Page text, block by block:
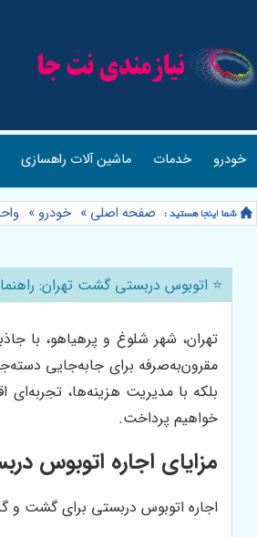
خودرو خدمات ماشین آلات راهسازی
صفحه اصلی » خودرو »
⭐️ اتوبوس دربستی گشت تهران:
تهران، شهر شلوغ و پرهیاهو، با
مقرون‌به‌صرفه برای جابه‌جایی
بلکه با مدیریت هزینه‌ها، تجربه‌ای
خواهیم پرداخت.
مزایای اجاره اتوبوس
اجاره اتوبوس دربستی برای گشت و